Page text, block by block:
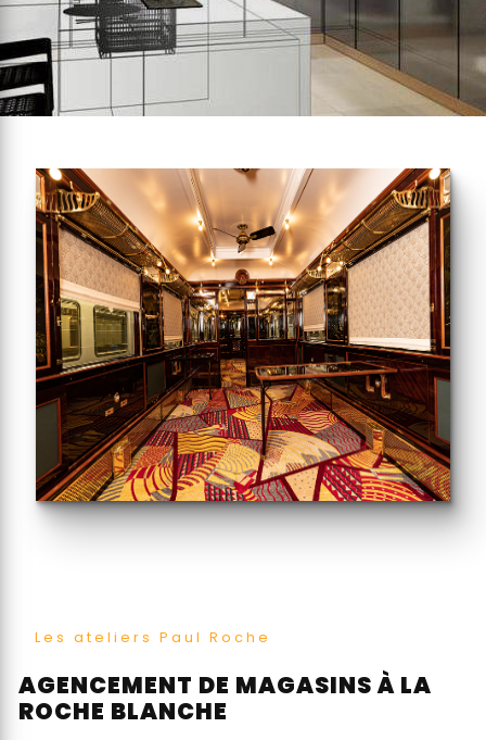
Les ateliers Paul Roche
AGENCEMENT DE MAGASINS À LA
ROCHE BLANCHE